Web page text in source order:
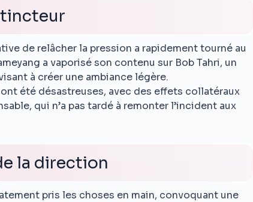
de relâcher la pression a rapidement tourné au
a vaporisé son contenu sur Bob Tahri, un
à créer une ambiance légère.
été désastreuses, avec des effets collatéraux
qui n’a pas tardé à remonter l’incident aux
la direction
pris les choses en main, convoquant une